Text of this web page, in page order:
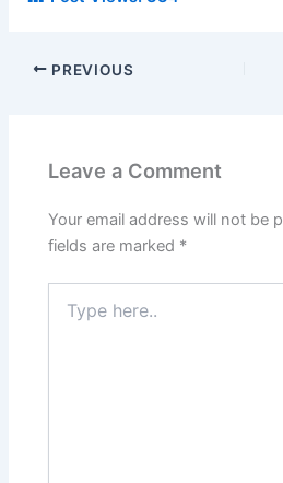
PREVIOUS
Leave a Comment
Your email address will not be
fields are marked *
here..